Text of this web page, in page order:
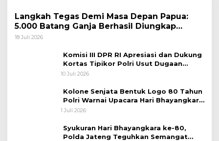
Langkah Tegas Demi Masa Depan Papua:
5.000 Batang Ganja Berhasil Diungkap
Koops TNI Habema
18 Juli 2026
Komisi III DPR RI Apresiasi dan Dukung
Kortas Tipikor Polri Usut Dugaan
Korupsi Batu Bara
10 Juli 2026
Kolone Senjata Bentuk Logo 80 Tahun
Polri Warnai Upacara Hari Bhayangkara
ke-80
1 Juli 2026
Syukuran Hari Bhayangkara ke-80,
Polda Jateng Teguhkan Semangat